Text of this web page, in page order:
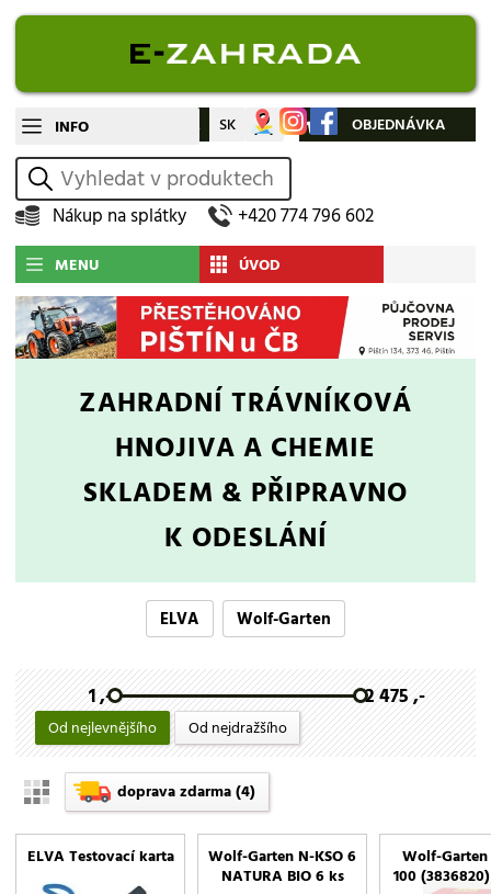
INFO CZ SK Můj účet OBJEDNÁVKA
vyhledat
Nákup na splátky +420 774 796 602
MENU ÚVOD
ZAHRADNÍ TRÁVNÍKOVÁ
HNOJIVA A CHEMIE
SKLADEM & PŘIPRAVNO
K ODESLÁNÍ
ELVA Wolf-Garten
1 ,- 2 475 ,-
Od nejlevnějšího Od nejdražšího
doprava zdarma(4)
ELVA Testovací karta Wolf-Garten N-KSO 6
NATURA BIO 6 ks
Wolf-
100